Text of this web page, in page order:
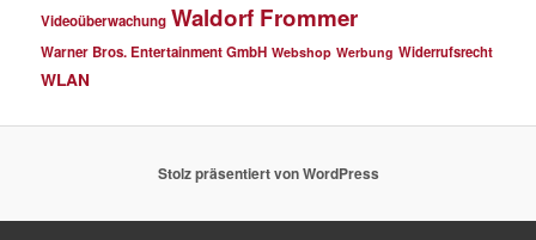
Videoüberwachung Waldorf Frommer
Warner Bros. Entertainment GmbH Webshop Werbung Widerrufsrecht
WLAN
Stolz präsentiert von WordPress